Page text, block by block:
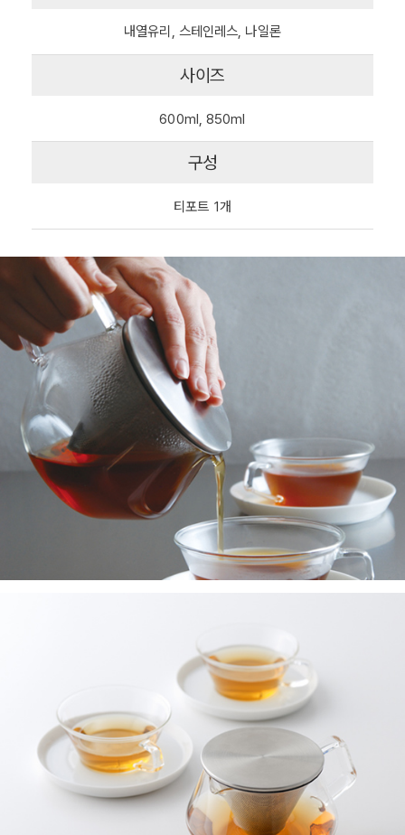
내열유리, 스테인레스, 나일론
사이즈
600ml, 850ml
구성
티포트 1개